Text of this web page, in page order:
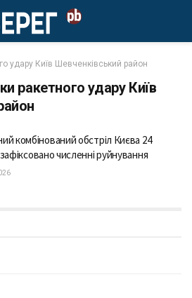
удару Київ Шевченківський район
ракетного удару Київ
комбінований обстріл Києва 24
численні руйнування